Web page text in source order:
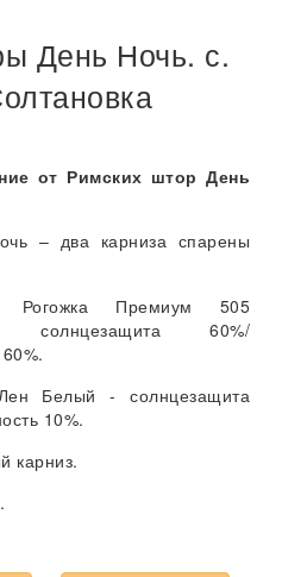
День Ночь. с.
от Римских штор День
– два карниза спарены
Рогожка Премиум 505
60%/
Белый - солнцезащита
10%.
карниз.